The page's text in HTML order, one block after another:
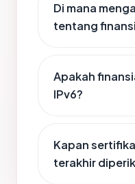
Di mana
tentang
Apakah
IPv6?
Kapan
terakhir